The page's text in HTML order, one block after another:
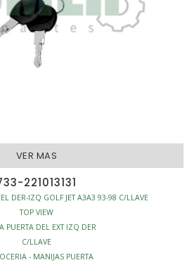
VER MAS
221013131
DER-IZQ GOLF JET A3A3 93-98 C/LLAVE
TOP VIEW
PUERTA DEL EXT IZQ DER
C/LLAVE
- MANIJAS PUERTA